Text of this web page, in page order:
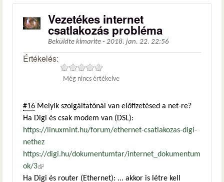
Vezetékes internet
csatlakozás probléma
Beküldte kimarite - 2018. jan. 22. 22:56
Értékelés:
Még nincs értékelve
#16 Melyik szolgáltatónál van előfizetésed a net-re?
Ha Digi és csak modem van (DSL):
https://linuxmint.hu/forum/ethernet-csatlakozas-digi-
nethez
https://digi.hu/dokumentumtar/internet_dokumentum
ok/3(külső hivatkozás)
Ha Digi és router (Ethernet): ... akkor is létre kell